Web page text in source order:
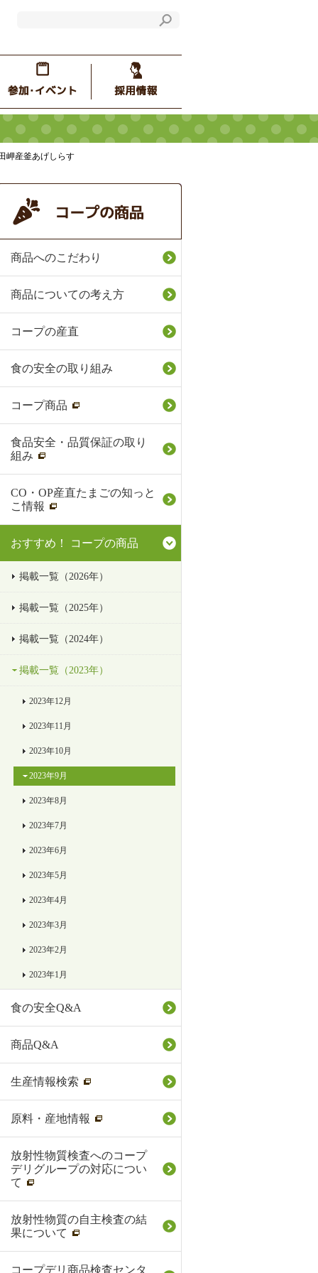
岬産釜あげしらす
商品へのこだわり
商品についての考え方
コープの産直
食の安全の取り組み
コープ商品
食品安全・品質保証の取り
組み
CO・OP産直たまごの知っと
こ情報
おすすめ！ コープの商品
掲載一覧（2026年）
掲載一覧（2025年）
掲載一覧（2024年）
掲載一覧（2023年）
2023年12月
2023年11月
2023年10月
2023年9月
2023年8月
2023年7月
2023年6月
2023年5月
2023年4月
2023年3月
2023年2月
2023年1月
食の安全Q&A
商品Q&A
生産情報検索
原料・産地情報
放射性物質検査へのコープ
デリグループの対応につい
て
放射性物質の自主検査の結
果について
コープデリ商品検査センタ